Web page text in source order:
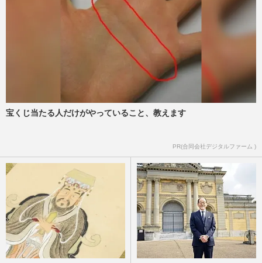
宝くじ当たる人だけがやっていること、教えます
PR(合同会社デジタルファーム )